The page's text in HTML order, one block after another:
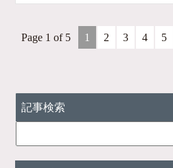
Page 1 of 5 1 2 3 4 5
記事検索